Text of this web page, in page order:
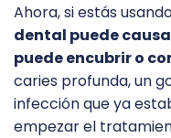
Ahora, si estás
dental puede
puede encubrir o
caries profunda, un
infección que ya
empezar el